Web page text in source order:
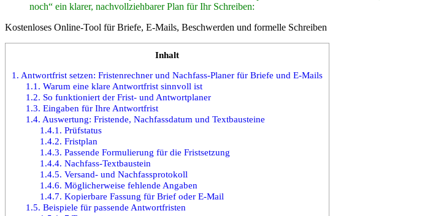
noch“ ein klarer, nachvollziehbarer Plan für Ihr Schreiben:
Kostenloses Online-Tool für Briefe, E-Mails, Beschwerden und formelle Schreiben
Inhalt
1. Antwortfrist setzen: Fristenrechner und Nachfass-Planer für Briefe und E-Mails
1.1. Warum eine klare Antwortfrist sinnvoll ist
1.2. So funktioniert der Frist- und Antwortplaner
1.3. Eingaben für Ihre Antwortfrist
1.4. Auswertung: Fristende, Nachfassdatum und Textbausteine
1.4.1. Prüfstatus
1.4.2. Fristplan
1.4.3. Passende Formulierung für die Fristsetzung
1.4.4. Nachfass-Textbaustein
1.4.5. Versand- und Nachfassprotokoll
1.4.6. Möglicherweise fehlende Angaben
1.4.7. Kopierbare Fassung für Brief oder E-Mail
1.5. Beispiele für passende Antwortfristen